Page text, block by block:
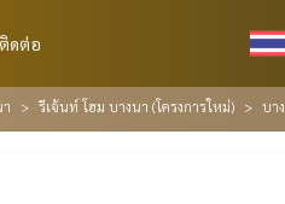
ติดต่อ
รีเจ้นท์ โฮม บางนา (โครงการใหม่) บา